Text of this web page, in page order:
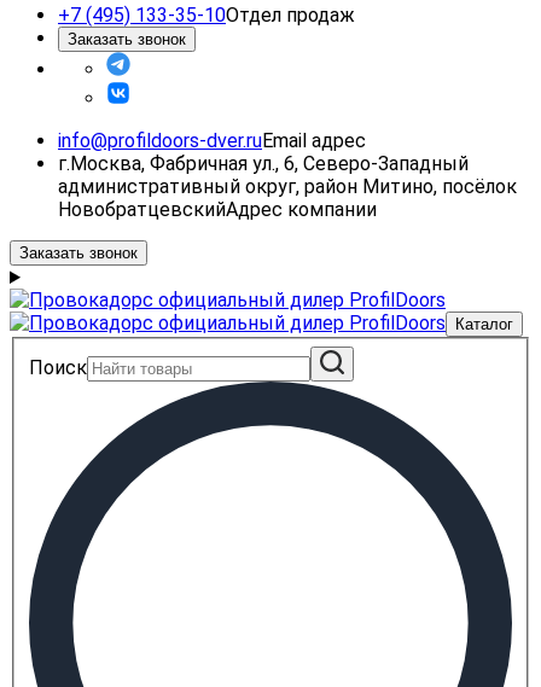
+7 (495) 133-35-10Отдел продаж
Заказать звонок
info@profildoors-dver.ruEmail адрес
г.Москва, Фабричная ул., 6, Северо-Западный
административный округ, район Митино, посёлок
НовобратцевскийАдрес компании
Заказать звонок
Каталог
Поиск